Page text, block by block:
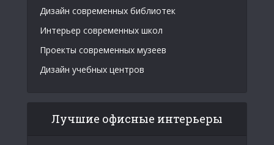
Дизайн современных библиотек
Интерьер современных школ
Проекты современных музеев
Дизайн учебных центров
Лучшие офисные интерьеры